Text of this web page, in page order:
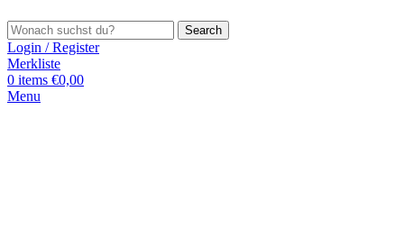
Search
Login / Register
Merkliste
0 items €0,00
Menu